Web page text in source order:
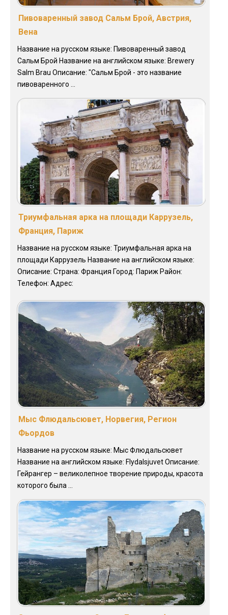
Пивоваренный завод Сальм Брой, Австрия,
Вена
Название на русском языке: Пивоваренный завод
Сальм Брой Название на английском языке: Brewery
Salm Brau Описание: "Сальм Брой - это название
пивоваренного ...
Триумфальная арка на площади Каррузель,
Франция, Париж
Название на русском языке: Триумфальная арка на
площади Каррузель Название на английском языке:
Описание: Страна: Франция Город: Париж Район:
Телефон: Адрес:
Мыс Флюдальсювет, Норвегия, Регион
Фьордов
Название на русском языке: Мыс Флюдальсювет
Название на английском языке: Flydalsjuvet Описание:
Гейрангер – великолепное творение природы, красота
которого была ...